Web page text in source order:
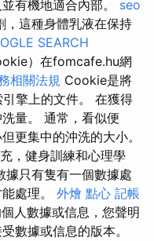
有機地適合內部。 seo
，這種身體乳液在保持
SEARCH
）在fomcafe.hu網
相關法規 Cookie是將
擎上的文件。 在獲得
量。 通常，看似便
更集中的沖洗的大小。
，健身訓練和心理學
據只有隻有一個數據處
處理。 外燴 點心 記帳
人數據或信息，您聲明
數據或信息的版本。